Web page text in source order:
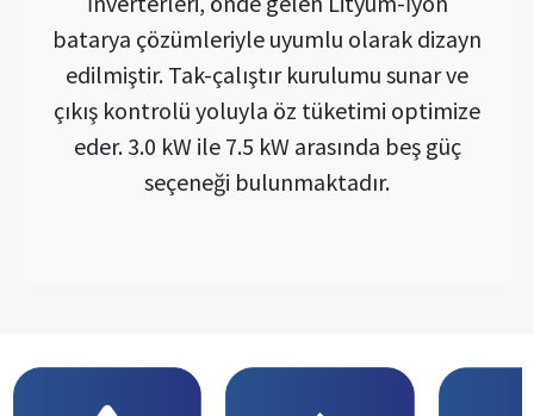
batarya çözümleriyle uyumlu olarak dizayn
edilmiştir. Tak-çalıştır kurulumu sunar ve
çıkış kontrolü yoluyla öz tüketimi optimize
eder. 3.0 kW ile 7.5 kW arasında beş güç
seçeneği bulunmaktadır.